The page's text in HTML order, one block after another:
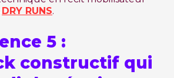
DRY RUNS.
5 :
constructif qui